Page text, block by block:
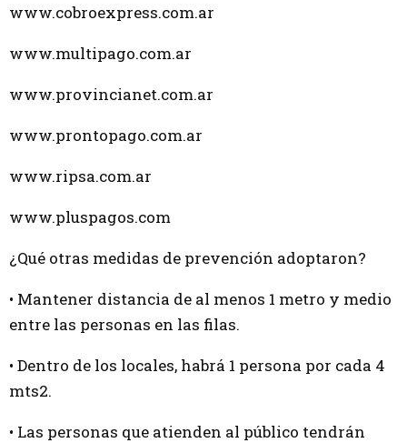
www.cobroexpress.com.ar
www.multipago.com.ar
www.provincianet.com.ar
www.prontopago.com.ar
www.ripsa.com.ar
www.pluspagos.com
¿Qué otras medidas de prevención adoptaron?
• Mantener distancia de al menos 1 metro y medio
entre las personas en las filas.
• Dentro de los locales, habrá 1 persona por cada 4
mts2.
• Las personas que atienden al público tendrán